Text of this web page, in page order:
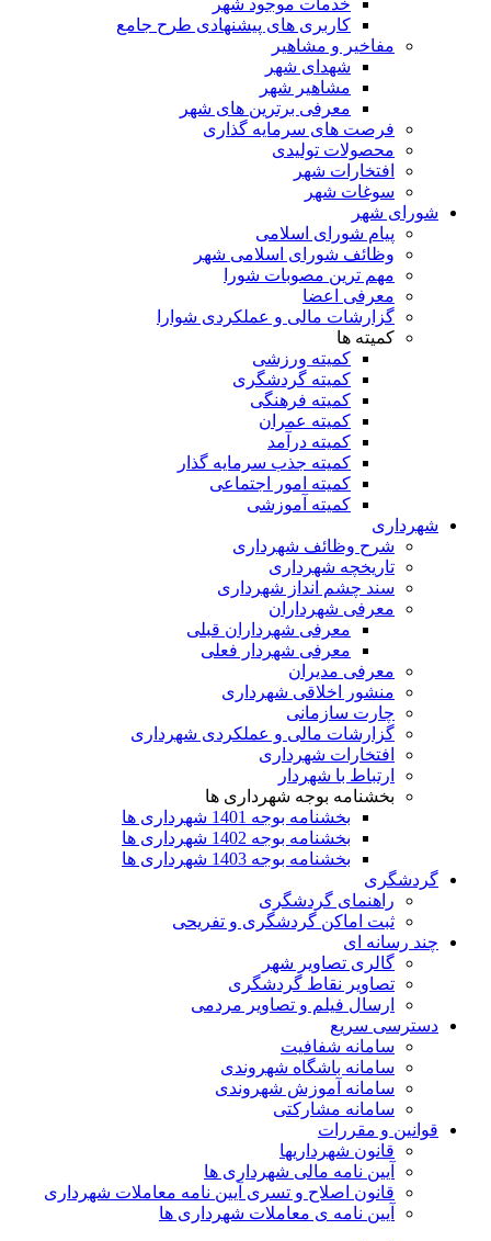
خدمات موجود شهر
کاربری های پیشنهادی طرح جامع
مفاخیر و مشاهیر
شهدای شهر
مشاهیر شهر
معرفی برترین های شهر
فرصت های سرمایه گذاری
محصولات تولیدی
افتخارات شهر
سوغات شهر
شورای شهر
پیام شورای اسلامی
وظائف شورای اسلامی شهر
مهم ترین مصوبات شورا
معرفی اعضا
گزارشات مالی و عملکردی شوارا
کمیته ها
کمیته ورزشی
کمیته گردشگری
کمیته فرهنگی
کمیته عمران
کمیته درآمد
کمیته جذب سرمایه گذار
کمیته امور اجتماعی
کمیته آموزشی
شهرداری
شرح وظائف شهرداری
تاریخچه شهرداری
سند چشم انداز شهرداری
معرفی شهرداران
معرفی شهرداران قبلی
معرفی شهردار فعلی
معرفی مدیران
منشور اخلاقی شهرداری
چارت سازمانی
گزارشات مالی و عملکردی شهرداری
افتخارات شهرداری
ارتباط با شهردار
بخشنامه بوجه شهرداری ها
بخشنامه بوجه 1401 شهرداری ها
بخشنامه بوجه 1402 شهرداری ها
بخشنامه بوجه 1403 شهرداری ها
گردشگری
راهنمای گردشگری
ثبت اماکن گردشگری و تفریحی
چند رسانه ای
گالری تصاویر شهر
تصاویر نقاط گردشگری
ارسال فیلم و تصاویر مردمی
دسترسی سریع
سامانه شفافیت
سامانه باشگاه شهروندی
سامانه آموزش شهروندی
سامانه مشارکتی
قوانین و مقررات
قانون شهرداریها
آیین نامه مالی شهرداری ها
قانون اصلاح و تسری آیین نامه معاملات شهرداری
آیین نامه ی معاملات شهرداری ها